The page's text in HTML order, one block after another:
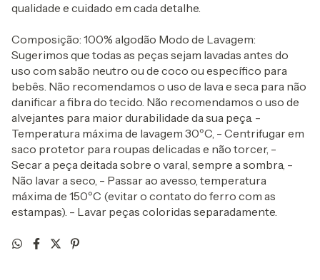
qualidade e cuidado em cada detalhe.
Composição: 100% algodão Modo de Lavagem:
Sugerimos que todas as peças sejam lavadas antes do
uso com sabão neutro ou de coco ou específico para
bebês. Não recomendamos o uso de lava e seca para não
danificar a fibra do tecido. Não recomendamos o uso de
alvejantes para maior durabilidade da sua peça. -
Temperatura máxima de lavagem 30ºC, - Centrifugar em
saco protetor para roupas delicadas e não torcer, -
Secar a peça deitada sobre o varal, sempre a sombra, -
Não lavar a seco, - Passar ao avesso, temperatura
máxima de 150ºC (evitar o contato do ferro com as
estampas). - Lavar peças coloridas separadamente.